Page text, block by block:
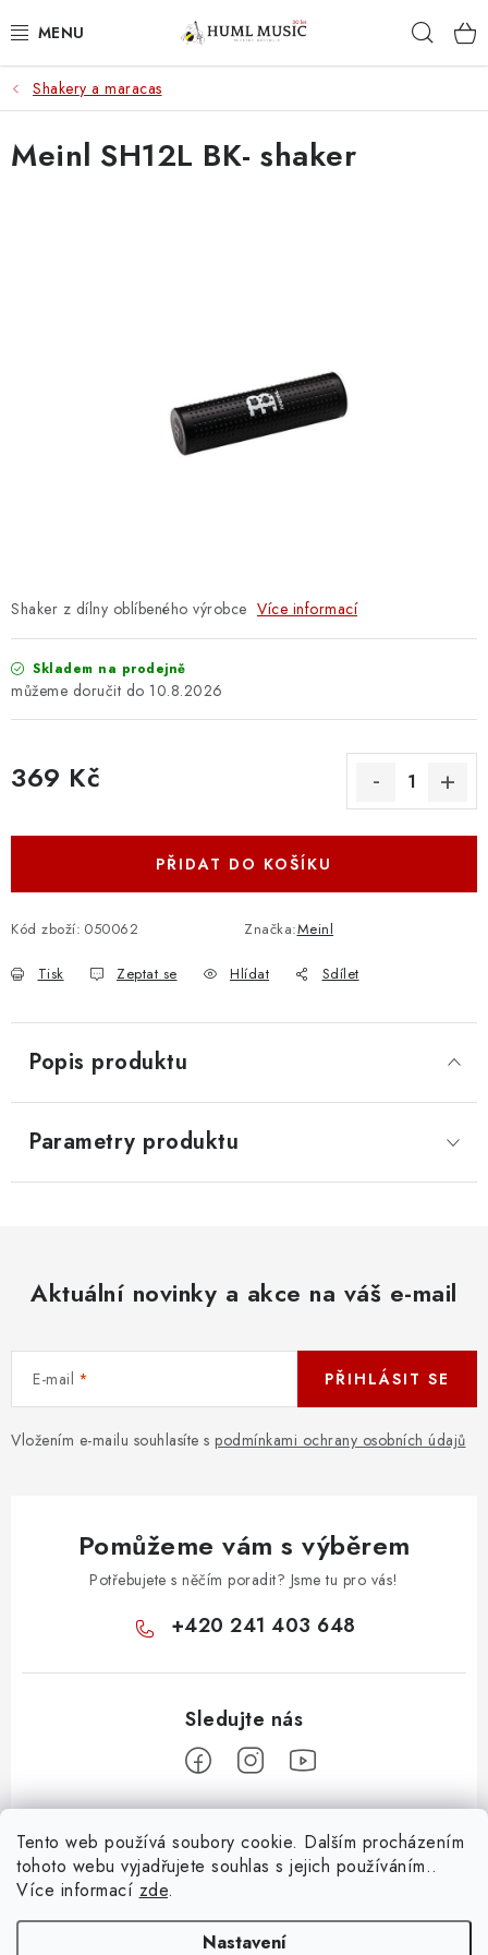
Tento web používá soubory cookie. Dalším procházením
tohoto webu vyjadřujete souhlas s jejich používáním..
Více informací zde.
Nastavení
na
KYTARY
UKULELE
KYTAROVÉ PŘÍSLUŠENSTVÍ
KONTAKTY
O E-SHOPU
OBCHODNÍ PODMÍNKY
ODSTOUPENÍ OD SMLOUVY
ZÁSADY ZPRACOVÁNÍ OSOBNÍCH ÚDAJŮ
KONTAKTY O E-SHOPU
BLOG
OBCHODNÍ PODMÍNKY
ODSTOUPENÍ OD SMLOUVY
Shakery a maracas
Shaker z dílny oblíbeného výrobce Více informací
Skladem na prodejně
10.8.2026
369 Kč
PŘIDAT DO KOŠÍKU
Kód zboží: 050062 Značka:Meinl
Tisk Zeptat se Hlídat Sdílet
Meinl SH12L BK- shaker
Popis produktu
Parametry produktu
Aktuální novinky a akce na váš e-mail
E-mail
Vložením e-mailu souhlasíte s podmínkami ochrany osobních údajů
PŘIHLÁSIT SE
Pomůžeme vám s výběrem
Potřebujete s něčím poradit? Jsme tu pro vás!
+420 241 403 648
Z
Informace pro vás